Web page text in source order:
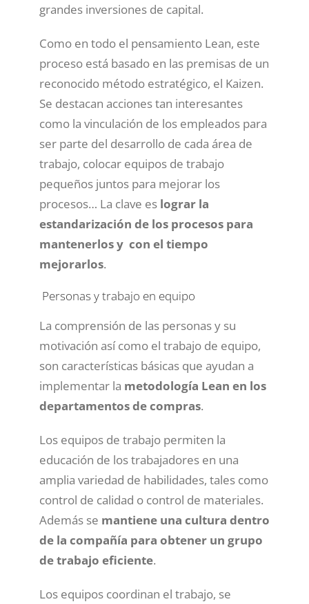
grandes inversiones de capital.
Como en todo el pensamiento Lean, este
proceso está basado en las premisas de un
reconocido método estratégico, el Kaizen.
Se destacan acciones tan interesantes
como la vinculación de los empleados para
ser parte del desarrollo de cada área de
trabajo, colocar equipos de trabajo
pequeños juntos para mejorar los
procesos… La clave es lograr la
estandarización de los procesos para
mantenerlos y con el tiempo
mejorarlos.
Personas y trabajo en equipo
La comprensión de las personas y su
motivación así como el trabajo de equipo,
son características básicas que ayudan a
implementar la metodología Lean en los
departamentos de compras.
Los equipos de trabajo permiten la
educación de los trabajadores en una
amplia variedad de habilidades, tales como
control de calidad o control de materiales.
Además se mantiene una cultura dentro
de la compañía para obtener un grupo
de trabajo eficiente.
Los equipos coordinan el trabajo, se